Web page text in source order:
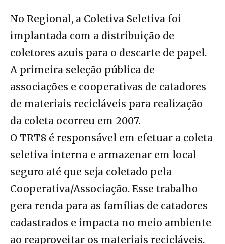
No Regional, a Coletiva Seletiva foi
implantada com a distribuição de
coletores azuis para o descarte de papel.
A primeira seleção pública de
associações e cooperativas de catadores
de materiais recicláveis para realização
da coleta ocorreu em 2007.
O TRT8 é responsável em efetuar a coleta
seletiva interna e armazenar em local
seguro até que seja coletado pela
Cooperativa/Associação. Esse trabalho
gera renda para as famílias de catadores
cadastrados e impacta no meio ambiente
ao reaproveitar os materiais recicláveis.